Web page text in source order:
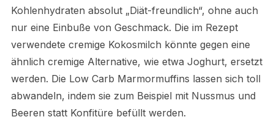
Kohlenhydraten absolut „Diät-freundlich“, ohne auch
nur eine Einbuße von Geschmack. Die im Rezept
verwendete cremige Kokosmilch könnte gegen eine
ähnlich cremige Alternative, wie etwa Joghurt, ersetzt
werden. Die Low Carb Marmormuffins lassen sich toll
abwandeln, indem sie zum Beispiel mit Nussmus und
Beeren statt Konfitüre befüllt werden.